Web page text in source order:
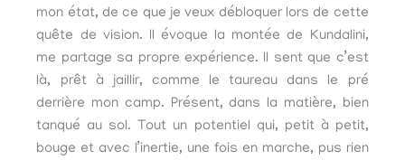
mon état, de ce que je veux débloquer lors de cette
quête de vision. Il évoque la montée de Kundalini,
me partage sa propre expérience. Il sent que c’est
là, prêt à jaillir, comme le taureau dans le pré
derrière mon camp. Présent, dans la matière, bien
tanqué au sol. Tout un potentiel qui, petit à petit,
bouge et avec l’inertie, une fois en marche, pus rien